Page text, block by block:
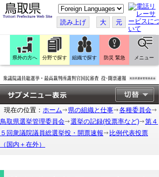
こ
の
ペ
ー
ジ
翻
訳
す
読み上げ 大 元
県外の方へ 分野で探す 組織で探す 防災 緊急 メニュー
現在の位置： ホーム 県の組織と仕事
各種委員会
鳥取県選挙管理委員会
選挙の記録(投票率など)
第４
５回衆議院議員総選挙投・開票速報
比例代表投票
（国内＋在外）